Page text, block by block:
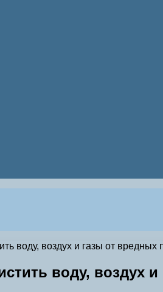
воду, воздух и газы от вредных
воду, воздух